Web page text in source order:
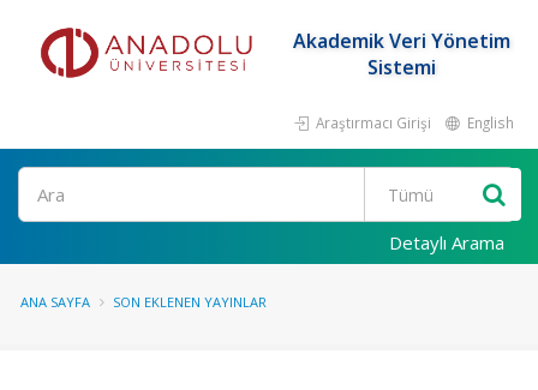
Akademik Veri Yönetim
Sistemi
Araştırmacı Girişi English
Ara
Detaylı Arama
ANA SAYFA SON EKLENEN YAYINLAR